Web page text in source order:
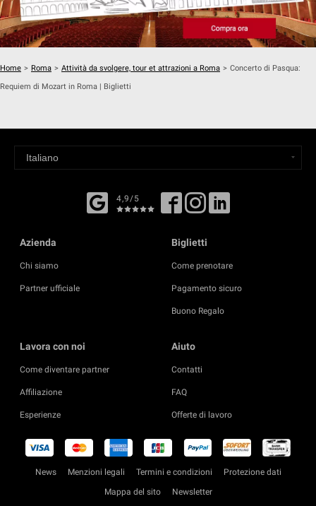
Home > Roma > Attività da svolgere, tour et attrazioni a Roma > Concerto di Pasqua:
Requiem di Mozart in Roma | Biglietti
4,9/5
Azienda
Chi siamo
Partner ufficiale
Biglietti
Come prenotare
Pagamento sicuro
Buono Regalo
Lavora con noi
Come diventare partner
Affiliazione
Esperienze
Aiuto
Contatti
FAQ
Offerte di lavoro
News Menzioni legali Termini e condizioni
Protezione dati
Mappa del sito
Newsletter